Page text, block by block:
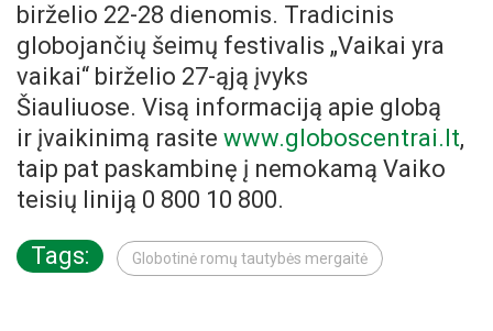
birželio 22-28 dienomis. Tradicinis
globojančių šeimų festivalis „Vaikai yra
vaikai“ birželio 27-ąją įvyks
Šiauliuose. Visą informaciją apie globą
ir įvaikinimą rasite www.globoscentrai.lt,
taip pat paskambinę į nemokamą Vaiko
teisių liniją 0 800 10 800.
Tags: Globotinė romų tautybės mergaitė